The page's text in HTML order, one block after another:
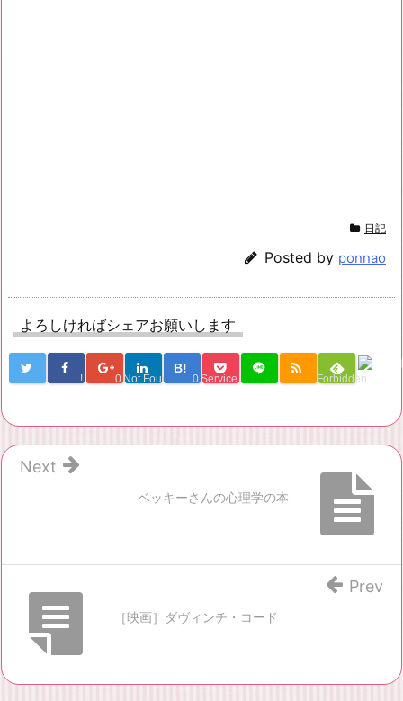
日記
Posted by ponnao
よろしければシェアお願いします
! 0 Not Found
B!
0 Service Una Forbidden
ベッキーさんの心理学の本
Next
［映画］ダヴィンチ・コード
Prev